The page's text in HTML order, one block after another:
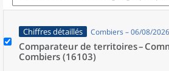
Chiffres détaillés Combiers – 06/08/2026
Comparateur de territoires –
Combiers (16103)